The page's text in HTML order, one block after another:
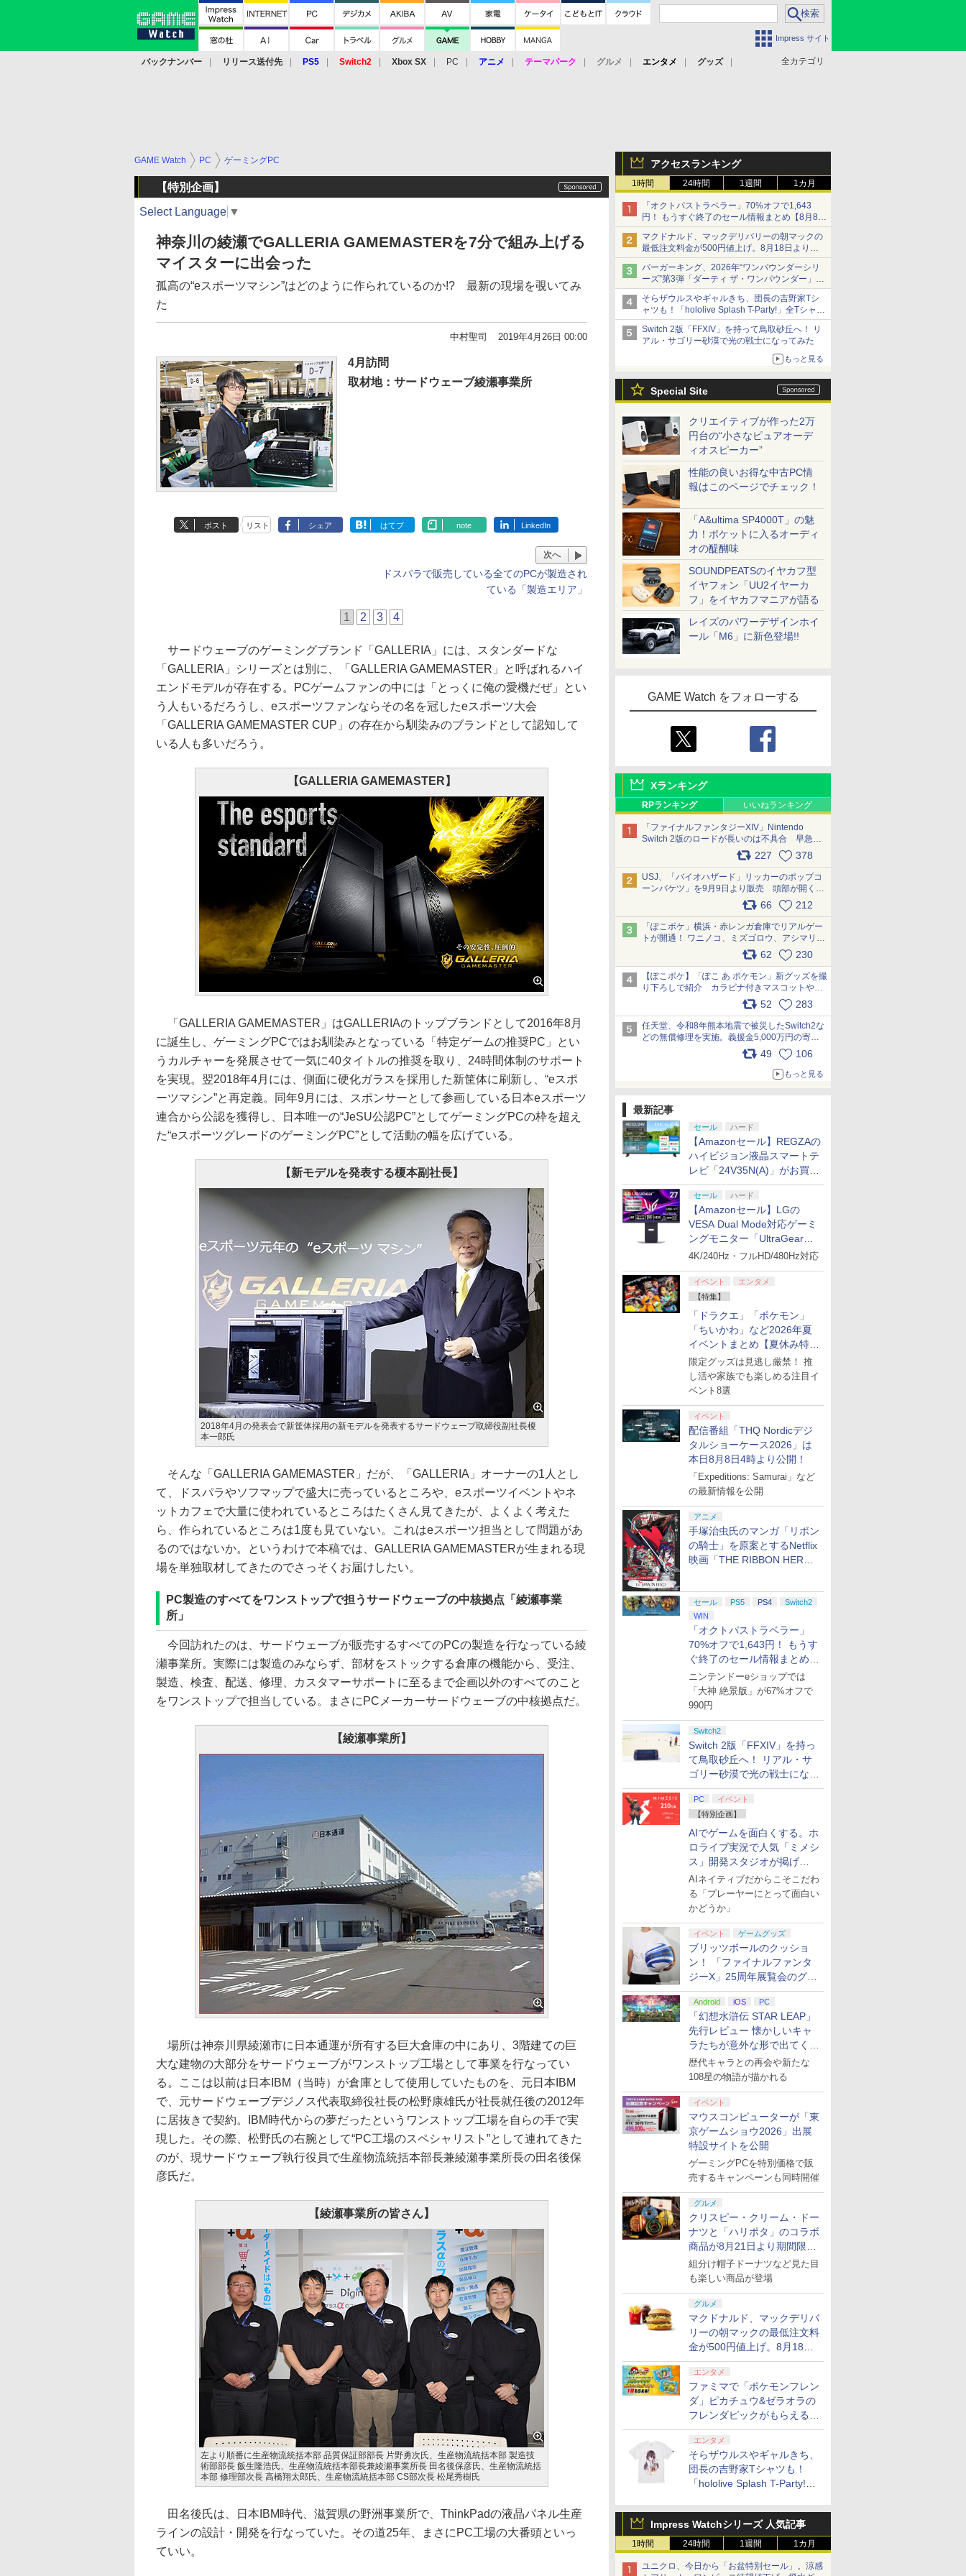
Impress サイト
全カテゴリ
バックナンバー リリース送付先 PS5 Switch2 Xbox SX PC アニメ テーマパーク グルメ エンタメ
グッズ
アクセスランキング
1時間 24時間 1週間 1カ月
「オクトパストラベラー」70%オフで1,643
円！ もうすぐ終了のセール情報まとめ【8月8日
更新】
ニンテンドーeショップでは「大神 絶景版」が
67%オフで990円
マクドナルド、マックデリバリーの朝マックの
最低注文料金が500円値上げ。8月18日より
1,500円から受付
バーガーキング、2026年“ワンパウンダーシリ
ーズ”第3弾「ダーティ ザ・ワンパウンダー」を
8月7日発売
「特製ガーリックマヨソース」を使用した超大
型チーズバーガー
そらザウルスやギャルきち、団長の吉野家Tシ
ャツも！「hololive Splash T-Party!」全Tシャツ
ラインナップ公開＆オンライン販売開始
Switch 2版「FFXIV」を持って鳥取砂丘へ！ リ
アル・サゴリー砂漠で光の戦士になってみた
もっと見る
Special Site
クリエイティブが作った2万
円台の“小さなピュアオーデ
ィオスピーカー”
性能の良いお得な中古PC情
報はこのページでチェック！
「A&ultima SP4000T」の魅
力！ポケットに入るオーディ
オの醍醐味
SOUNDPEATSのイヤカフ型
イヤフォン「UU2イヤーカ
フ」をイヤカフマニアが語る
レイズのパワーデザインホイ
ール「M6」に新色登場!!
GAME Watch をフォローする
Xランキング
RPランキング いいねランキング
「ファイナルファンタジーXIV」Nintendo
Switch 2版のロードが長いのは不具合 早急に
アップデートできるよう対応中227 378
USJ、「バイオハザード」リッカーのポップコ
ーンバケツ」を9月9日より販売 頭部が開く仕
組み。味は恐怖を堪のう「味噌フレーバー」
66 212
「ぽこポケ」横浜・赤レンガ倉庫でリアルゲー
トが開通！ ワニノコ、ミズゴロウ、アシマリ登
場シーンをレポート pic.x.com/LDgEByVl6D
62 230
【ぽこポケ】「ぽこ あ ポケモン」新グッズを撮
り下ろしで紹介 カラビナ付きマスコットやス
52 283
任天堂、令和8年熊本地震で被災したSwitch2な
どの無償修理を実施。義援金5,000万円の寄付
も発表 pic.x.com/BAYsMfUfUC
49 106
もっと見る
最新記事
セール ハード
【Amazonセール】REGZAの
ハイビジョン液晶スマートテ
レビ「24V35N(A)」がお買い
得！
セール ハード
【Amazonセール】LGの
VESA Dual Mode対応ゲーミ
ングモニター「UltraGear
27G850A-B」がお買い得！
4K/240Hz・フルHD/480Hz対応
イベント
エンタメ
【特集】
「ドラクエ」「ポケモン」
「ちいかわ」など2026年夏
イベントまとめ【夏休み特
集】
限定グッズは見逃し厳禁！ 推
し活や家族でも楽しめる注目イ
ベント8選
イベント
配信番組「THQ Nordicデジ
タルショーケース2026」は
本日8月8日4時より公開！
「Expeditions: Samurai」など
の最新情報を公開
アニメ
手塚治虫氏のマンガ「リボン
の騎士」を原案とするNetflix
映画「THE RIBBON HERO
セール PS5 PS4
Switch2
WIN
「オクトパストラベラー」
70%オフで1,643円！ もうす
ぐ終了のセール情報まとめ
【8月8日更新】
ニンテンドーeショップでは
「大神 絶景版」が67%オフで
990円
Switch2
Switch 2版「FFXIV」を持っ
て鳥取砂丘へ！ リアル・サ
ゴリー砂漠で光の戦士になっ
てみた
PC
イベント
【特別企画】
AIでゲームを面白くする。ホ
ロライブ実況で人気「ミメシ
ス」開発スタジオが掲げ
る“AI活用の信念”とは？【講
演レポート】
AIネイティブだからこそこだわ
る「プレーヤーにとって面白い
かどうか」
イベント ゲームグッズ
ブリッツボールのクッショ
ン！ 「ファイナルファンタ
ジーX」25周年展覧会のグッ
ズ情報が公開
Android iOS PC
「幻想水滸伝 STAR LEAP」
先行レビュー 懐かしいキャ
ラたちが意外な形で出てくる
シリーズ完全新作！
歴代キャラとの再会や新たな
108星の物語が描かれる
イベント
マウスコンピューターが「東
京ゲームショウ2026」出展
特設サイトを公開
ゲーミングPCを特別価格で販
売するキャンペーンも同時開催
グルメ
クリスピー・クリーム・ドー
ナツと「ハリポタ」のコラボ
商品が8月21日より期間限定
で発売
組分け帽子ドーナツなど見た目
も楽しい商品が登場
グルメ
マクドナルド、マックデリバ
リーの朝マックの最低注文料
金が500円値上げ。8月18日
より1,500円から受付
エンタメ
ファミマで「ポケモンフレン
ダ」ピカチュウ&ゼラオラの
フレンダピックがもらえるキ
ャンペーン開催！
エンタメ
そらザウルスやギャルきち、
団長の吉野家Tシャツも！
「hololive Splash T-Party!」
＆オンライン販売開始
Impress Watchシリーズ 人気記事
1時間 24時間 1週間 1カ月
ユニクロ、今日から「お盆特別セール」。涼感
GAME Watch PC ゲーミングPC
【特別企画】
Select Language ▼
神奈川の綾瀬でGALLERIA GAMEMASTERを7分で組み上げる
マイスターに出会った
孤高の“eスポーツマシン”はどのように作られているのか!? 最新の現場を覗いてみ
た
中村聖司 2019年4月26日 00:00
4月訪問
取材地：サードウェーブ綾瀬事業所
ポスト リスト シェア はてブ note LinkedIn
次へ
ドスパラで販売している全てのPCが製造され
ている「製造エリア」
1 2 3 4
サードウェーブのゲーミングブランド「GALLERIA」には、スタンダードな
「GALLERIA」シリーズとは別に、「GALLERIA GAMEMASTER」と呼ばれるハイ
エンドモデルが存在する。PCゲームファンの中には「とっくに俺の愛機だぜ」とい
う人もいるだろうし、eスポーツファンならその名を冠したeスポーツ大会
「GALLERIA GAMEMASTER CUP」の存在から馴染みのブランドとして認知して
いる人も多いだろう。
【GALLERIA GAMEMASTER】
「GALLERIA GAMEMASTER」はGALLERIAのトップブランドとして2016年8月
に誕生し、ゲーミングPCではお馴染みとなっている「特定ゲームの推奨PC」とい
うカルチャーを発展させて一気に40タイトルの推奨を取り、24時間体制のサポート
を実現。翌2018年4月には、側面に硬化ガラスを採用した新筐体に刷新し、“eスポ
ーツマシン”と再定義。同年9月には、スポンサーとして参画している日本eスポーツ
連合から公認を獲得し、日本唯一の“JeSU公認PC”としてゲーミングPCの枠を超え
た“eスポーツグレードのゲーミングPC”として活動の幅を広げている。
【新モデルを発表する榎本副社長】
2018年4月の発表会で新筐体採用の新モデルを発表するサードウェーブ取締役副社長榎
本一郎氏
そんな「GALLERIA GAMEMASTER」だが、「GALLERIA」オーナーの1人とし
て、ドスパラやソフマップで盛大に売っているところや、eスポーツイベントやネ
ットカフェで大量に使われているところはたくさん見てきたが、よくよく考えた
ら、作られているところは1度も見ていない。これはeスポーツ担当として問題があ
るのではないか。というわけで本稿では、GALLERIA GAMEMASTERが生まれる現
場を単独取材してきたのでさっそくお届けしたい。
PC製造のすべてをワンストップで担うサードウェーブの中核拠点「綾瀬事業
所」
今回訪れたのは、サードウェーブが販売するすべてのPCの製造を行なっている綾
瀬事業所。実際には製造のみならず、部材をストックする倉庫の機能から、受注、
製造、検査、配送、修理、カスタマーサポートに至るまで企画以外のすべてのこと
をワンストップで担当している。まさにPCメーカーサードウェーブの中核拠点だ。
【綾瀬事業所】
場所は神奈川県綾瀬市に日本通運が所有する巨大倉庫の中にあり、3階建ての巨
大な建物の大部分をサードウェーブがワンストップ工場として事業を行なってい
る。ここは以前は日本IBM（当時）が倉庫として使用していたものを、元日本IBM
で、元サードウェーブデジノス代表取締役社長の松野康雄氏が社長就任後の2012年
に居抜きで契約。IBM時代からの夢だったというワンストップ工場を自らの手で実
現した。その際、松野氏の右腕として“PC工場のスペシャリスト”として連れてきた
のが、現サードウェーブ執行役員で生産物流統括本部長兼綾瀬事業所長の田名後保
彦氏だ。
【綾瀬事業所の皆さん】
左より順番に生産物流統括本部 品質保証部部長 片野勇次氏、生産物流統括本部 製造技
術部部長 飯生隆浩氏、生産物流統括本部長兼綾瀬事業所長 田名後保彦氏、生産物流統括
本部 修理部次長 高橋翔太郎氏、生産物流統括本部 CS部次長 松尾秀樹氏
田名後氏は、日本IBM時代、滋賀県の野洲事業所で、ThinkPadの液晶パネル生産
ラインの設計・開発を行なっていた。その道25年、まさにPC工場の大番頭といっ
ていい。